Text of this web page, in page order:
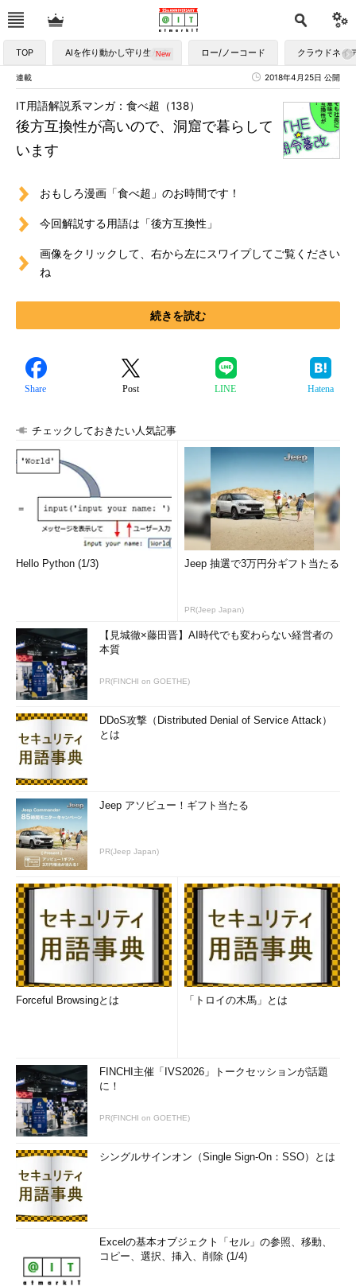
TOP AIを作り動かし守り生かす ロー/ノーコード クラウドネイ
連載 2018年4月25日 公開
後方互換性が高いので、洞窟で暮らして
います
IT用語解説系マンガ：食べ超（138）
おもしろ漫画「食べ超」のお時間です！
今回解説する用語は「後方互換性」
画像をクリックして、右から左にスワイプしてご覧ください
ね
続きを読む
Share Post LINE Hatena
チェックしておきたい人気記事
Hello Python (1/3) Jeep 抽選で3万円分ギフト当たる
PR(Jeep Japan)
【見城徹×藤田晋】AI時代でも変わらない経営者の
本質
PR(FINCHI on GOETHE)
DDoS攻撃（Distributed Denial of Service Attack）
とは
Jeep アソビュー！ギフト当たる
PR(Jeep Japan)
Forceful Browsingとは 「トロイの木馬」とは
FINCHI主催「IVS2026」トークセッションが話題
に！
PR(FINCHI on GOETHE)
シングルサインオン（Single Sign-On：SSO）とは
Excelの基本オブジェクト「セル」の参照、移動、
コピー、選択、挿入、削除 (1/4)